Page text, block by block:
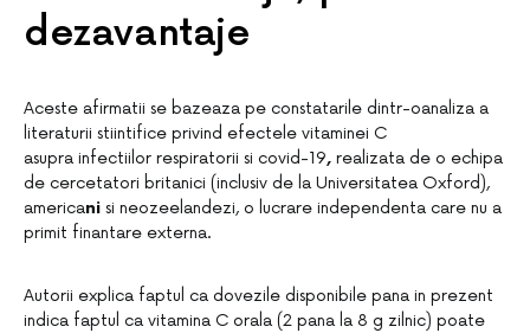
dezavantaje
Aceste afirmatii se bazeaza pe constatarile dintr-oanaliza a
literaturii stiintifice privind efectele vitaminei C
asupra infectiilor respiratorii si covid-19, realizata de o echipa
de cercetatori britanici (inclusiv de la Universitatea Oxford),
americani si neozeelandezi, o lucrare independenta care nu a
primit finantare externa.
Autorii explica faptul ca dovezile disponibile pana in prezent
indica faptul ca vitamina C orala (2 pana la 8 g zilnic) poate